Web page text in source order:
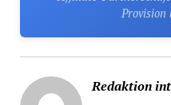
Provision
Redaktion